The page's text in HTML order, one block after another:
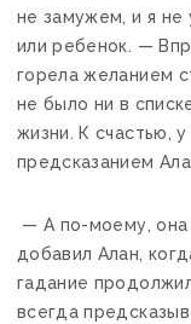
не замужем, и я
или ребенок. —
горела желанием
не было ни в
жизни. К счастью,
предсказанием
— А по-моему,
добавил Алан,
гадание
всегда